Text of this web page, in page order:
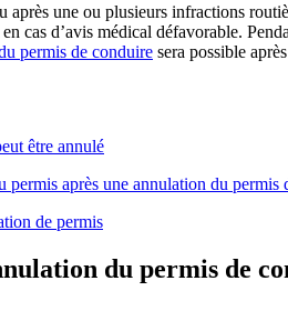
après une ou plusieurs infractions
cas d’avis médical défavorable.
permis de conduire sera possible
être annulé
permis après une annulation du permis
de permis
du permis de